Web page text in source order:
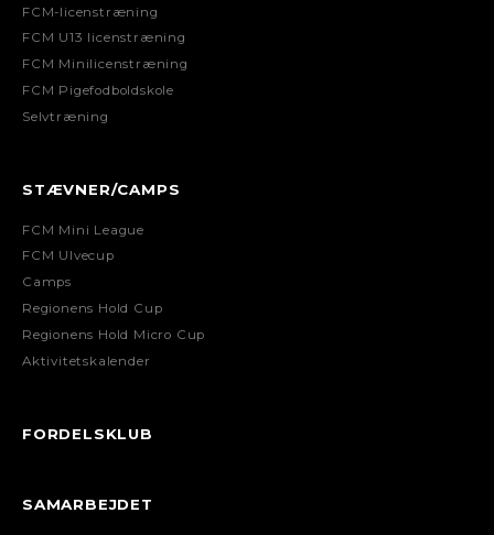
FCM-licenstræning
FCM U13 licenstræning
FCM Minilicenstræning
FCM Pigefodboldskole
Selvtræning
STÆVNER/CAMPS
FCM Mini League
FCM Ulvecup
Camps
Regionens Hold Cup
Regionens Hold Micro Cup
Aktivitetskalender
FORDELSKLUB
SAMARBEJDET